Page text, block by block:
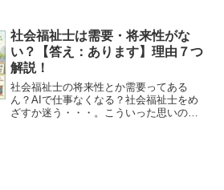
ー』に区別され、人事から目配りされな
い時代をいかに生き抜く！？
社会福祉士は需要・将来性がな
い？【答え：あります】理由７つ
解説！
社会福祉士の将来性とか需要ってある
ん？AIで仕事なくなる？社会福祉士をめ
ざすか迷う・・・。こういった思いの方